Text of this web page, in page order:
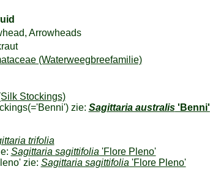
Arrowheads
(Waterweegbreefamilie)
Stockings)
(='Benni') zie: Sagittaria australis'Benni'
trifolia
Sagittaria sagittifolia 'Flore Pleno'
zie: Sagittaria sagittifolia 'Flore Pleno'